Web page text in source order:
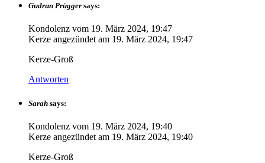
Gudrun Prügger says:
Kondolenz vom 19. März 2024, 19:47
Kerze angezündet am 19. März 2024, 19:47
Kerze-Groß
Antworten
Sarah says:
Kondolenz vom 19. März 2024, 19:40
Kerze angezündet am 19. März 2024, 19:40
Kerze-Groß